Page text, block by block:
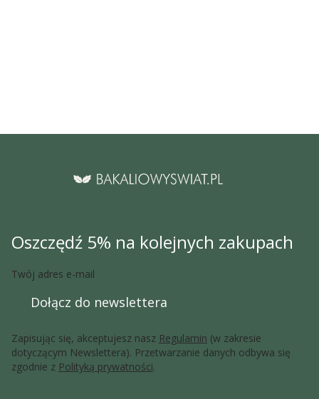
Oszczędź 5% na kolejnych zakupach
Twój adres e-mail
Dołącz do newslettera
Zapisując się, akceptujesz nasz Regulamin (w zakresie
dotyczącym Newslettera). Przetwarzanie danych odbywa się
zgodnie z Polityką prywatności.